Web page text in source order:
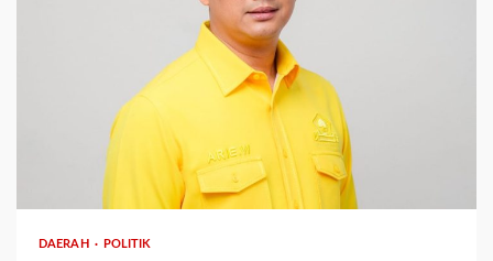
DAERAH POLITIK